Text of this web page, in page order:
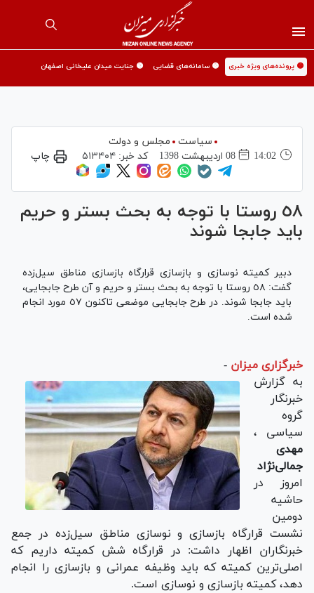
🟡 پرونده‌های ویژه خبری 🟡 سامانه‌های قضایی 🟡 جنایت میدان علیخانی اصفهان
سیاست
مجلس و دولت
14:02
08 ارديبهشت 1398 کد خبر: ۵۱۳۴۰۴ چاپ
٥٨ روستا با توجه به بحث بستر و حریم
باید جابجا شوند
دبیر کمیته نوسازی و بازسازی قرارگاه بازسازی مناطق سیل‌زده
گفت: ٥٨ روستا با توجه به بحث بستر و حریم و آن طرح جابجایی،
باید جابجا شوند. در طرح جابجایی موضعی تاکنون ٥٧ مورد انجام
شده است.
خبرگزاری میزان -
به گزارش
خبرنگار
گروه
سیاسی ،
مهدی
جمالی‌نژاد
امروز در
حاشیه
دومین
نشست قرارگاه بازسازی و نوسازی مناطق سیل‌زده در جمع
خبرنگاران اظهار داشت: در قرارگاه شش کمیته داریم که
اصلی‌ترین کمیته که باید وظیفه عمرانی و بازسازی را انجام
دهد، کمیته بازسازی و نوسازی است.